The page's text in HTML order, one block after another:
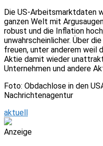
Die US-Arbeitsmarktdaten
ganzen Welt mit
robust und die Inflation
unwahrscheinlicher. Über
freuen, unter anderem weil
Aktie damit wieder
Unternehmen und andere
Foto: Obdachlose in den
Nachrichtenagentur
aktuell
Anzeige